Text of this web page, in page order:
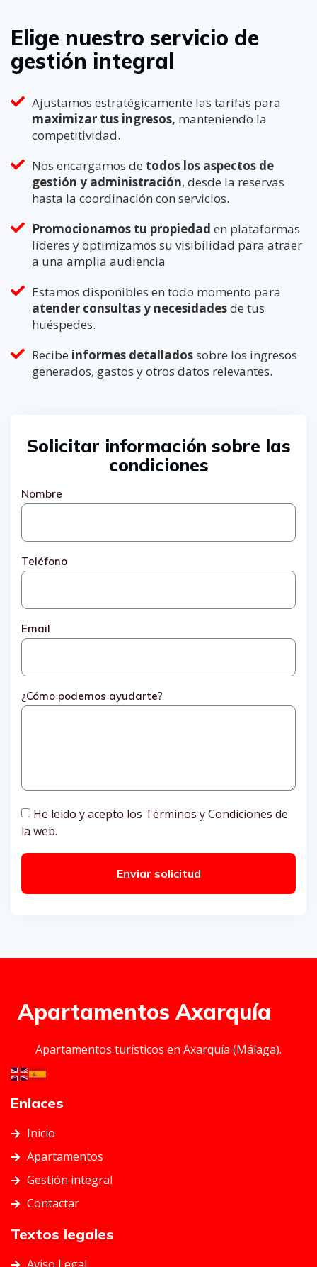
Elige nuestro servicio de
gestión integral
Ajustamos estratégicamente las tarifas para
maximizar tus ingresos, manteniendo la
competitividad.
Nos encargamos de todos los aspectos de
gestión y administración, desde la reservas
hasta la coordinación con servicios.
Promocionamos tu propiedad en plataformas
líderes y optimizamos su visibilidad para atraer
a una amplia audiencia
Estamos disponibles en todo momento para
atender consultas y necesidadesde tus
huéspedes.
Recibe informes detalladossobre los ingresos
generados, gastos y otros datos relevantes.
Solicitar información sobre las
condiciones
Nombre
Teléfono
Email
¿Cómo podemos ayudarte?
He leído y acepto los Términos y Condiciones de
la web.
Enviar solicitud
Apartamentos Axarquía
Apartamentos turísticos en Axarquía (Málaga).
Enlaces
Inicio
Apartamentos
Gestión integral
Contactar
Textos legales